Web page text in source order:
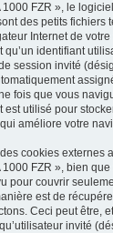
FZR », le
des petits fichiers
Internet de
identifiant
session invité
fois que vous
est utilisé pour
améliore votre
cookies externes
FZR », bien
pour couvrir
est de
Ceci peut être,
invité